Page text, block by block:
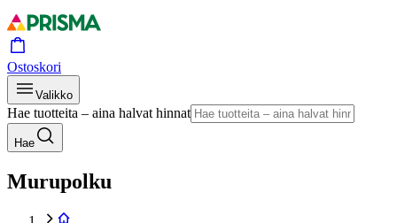
Ostoskori
Valikko
Hae tuotteita – aina halvat hinnat
Hae
Murupolku